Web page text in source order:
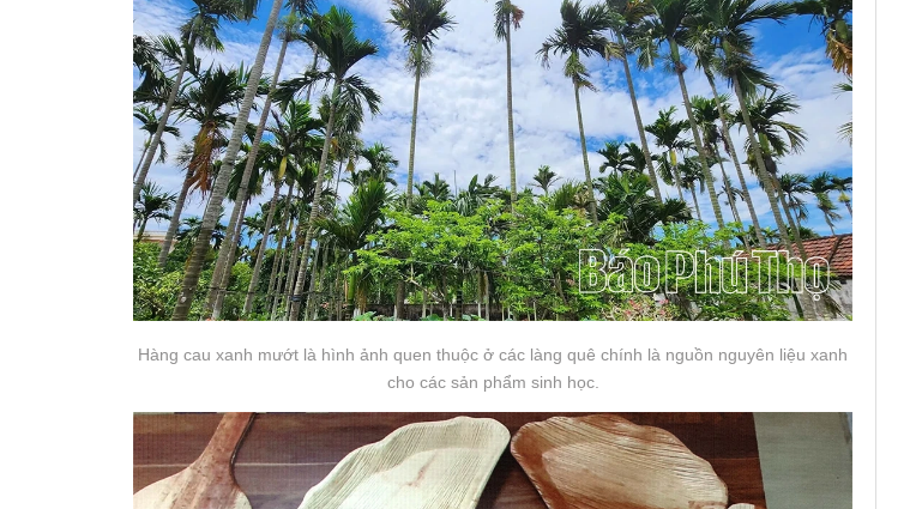
Hàng cau xanh mướt là hình ảnh quen thuộc ở các làng quê chính là nguồn nguyên liệu xanh
cho các sản phẩm sinh học.